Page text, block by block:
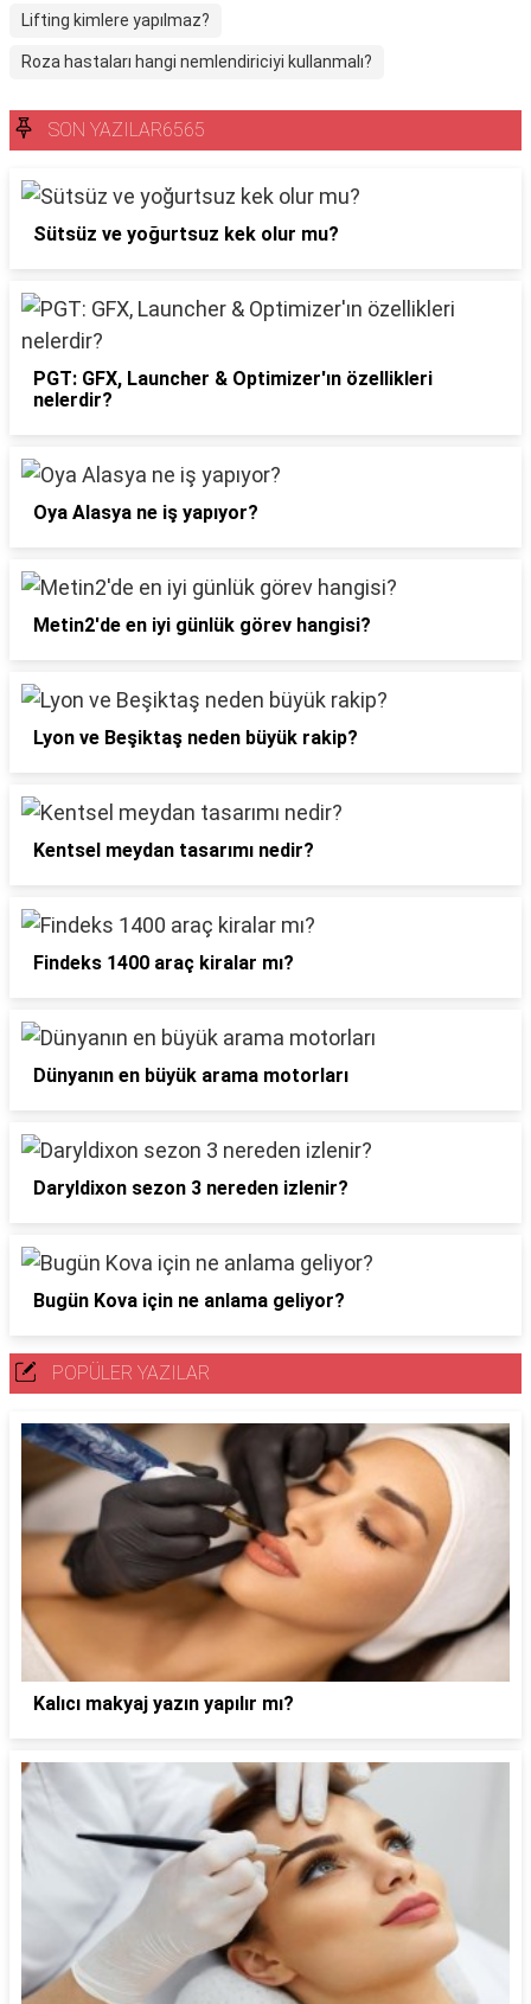
Lifting kimlere yapılmaz?
Roza hastaları hangi nemlendiriciyi kullanmalı?
SON YAZILAR6565
Sütsüz ve yoğurtsuz kek olur mu?
PGT: GFX, Launcher & Optimizer'ın özellikleri
nelerdir?
Oya Alasya ne iş yapıyor?
Metin2'de en iyi günlük görev hangisi?
Lyon ve Beşiktaş neden büyük rakip?
Kentsel meydan tasarımı nedir?
Findeks 1400 araç kiralar mı?
Dünyanın en büyük arama motorları
Daryldixon sezon 3 nereden izlenir?
Bugün Kova için ne anlama geliyor?
POPÜLER YAZILAR
Kalıcı makyaj yazın yapılır mı?